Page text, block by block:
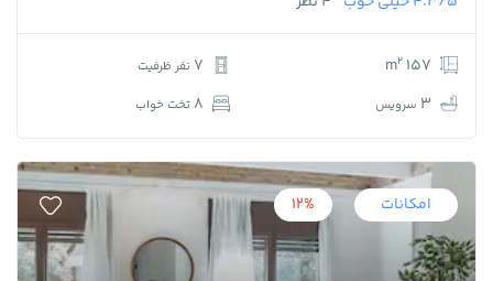
157 m
2
3 سرویس
7 نفر ظرفیت
8 تخت خواب
امکانات 12%